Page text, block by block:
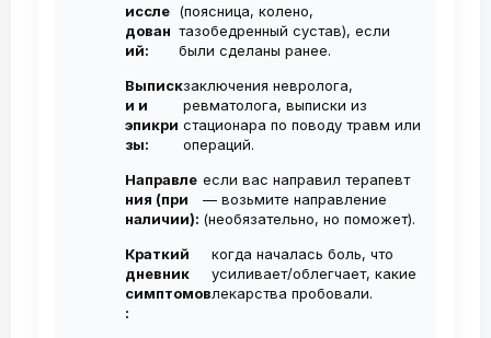
проводятся по необходимости, не чаще
1-2 раза в год.
иссле
дован
ий:
(поясница, колено,
тазобедренный сустав), если
были сделаны ранее.
Выписк
и и
эпикри
зы:
заключения невролога,
ревматолога, выписки из
стационара по поводу травм или
операций.
Направле
ния (при
наличии):
если вас направил терапевт
— возьмите направление
(необязательно, но поможет).
Краткий
дневник
симптомов
:
когда началась боль, что
усиливает/облегчает, какие
лекарства пробовали.